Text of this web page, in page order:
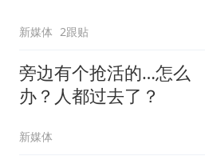
新媒体 2跟贴
旁边有个抢活的…怎么
办？人都过去了？
新媒体